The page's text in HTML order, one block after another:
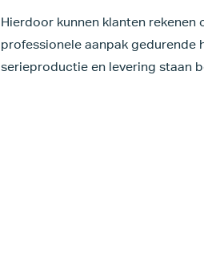
Hierdoor kunnen klanten
professionele aanpak
serieproductie en levering staan